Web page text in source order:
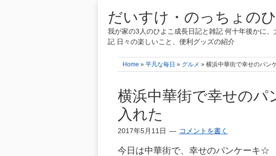
だいすけ・のっちょの
我が家の3人のひよこ成長日記と雑記 何十年後かに
記 日々の楽しいこと、便利グッズの紹介
Home » 平凡な毎日 » グルメ » 横浜中華街で幸せのパン
横浜中華街で幸せの
入れた
2017年5月11日 コメントを書く
今日は中華街で、幸せのパンケーキ☆